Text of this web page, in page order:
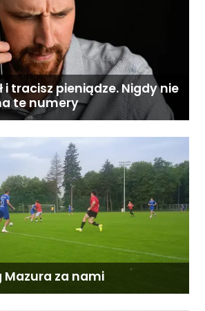
i tracisz pieniądze. Nigdy nie
te numery
Mazura za nami